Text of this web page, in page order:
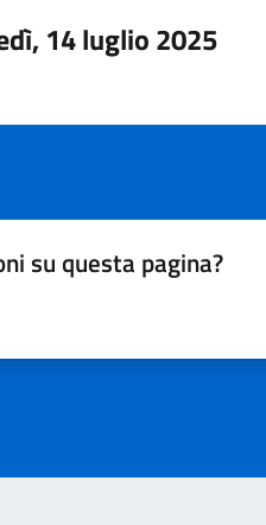
14 luglio 2025
su questa pagina?